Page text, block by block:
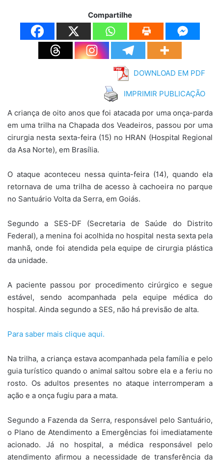
Compartilhe
DOWNLOAD EM PDF
IMPRIMIR PUBLICAÇÃO
A criança de oito anos que foi atacada por uma onça-parda
em uma trilha na Chapada dos Veadeiros, passou por uma
cirurgia nesta sexta-feira (15) no HRAN (Hospital Regional
da Asa Norte), em Brasília.
O ataque aconteceu nessa quinta-feira (14), quando ela
retornava de uma trilha de acesso à cachoeira no parque
no Santuário Volta da Serra, em Goiás.
Segundo a SES-DF (Secretaria de Saúde do Distrito
Federal), a menina foi acolhida no hospital nesta sexta pela
manhã, onde foi atendida pela equipe de cirurgia plástica
da unidade.
A paciente passou por procedimento cirúrgico e segue
estável, sendo acompanhada pela equipe médica do
hospital. Ainda segundo a SES, não há previsão de alta.
Para saber mais clique aqui.
Na trilha, a criança estava acompanhada pela família e pelo
guia turístico quando o animal saltou sobre ela e a feriu no
rosto. Os adultos presentes no ataque interromperam a
ação e a onça fugiu para a mata.
Segundo a Fazenda da Serra, responsável pelo Santuário,
o Plano de Atendimento a Emergências foi imediatamente
acionado. Já no hospital, a médica responsável pelo
atendimento afirmou a necessidade de transferência da